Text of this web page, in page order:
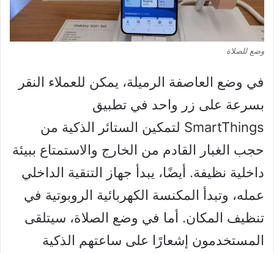
وضع للصلاة
في وضع العاصفة الرميلة، يمكن للعملاء النقر
بسرعة على زر واحد في تطبيق
SmartThings لتمكين الستائر الذكية من
حجب الغبار القادم من الخارج والاستمتاع ببيئة
داخلية نظيفة. أيضًا، يبدأ جهاز التنقية الداخلي
عمله، وتبدأ المكنسة الكهربائية الروبوتية في
تنظيف المكان. أما في وضع الصلاة، سيتلقى
المستخدمون إشعارًا على ساعتهم الذكية